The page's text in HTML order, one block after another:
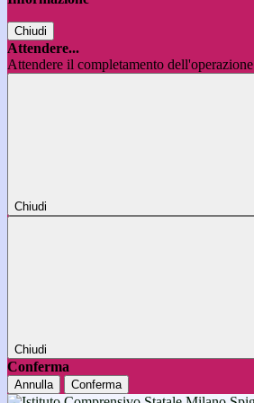
Chiudi
Attendere...
Attendere il completamento
Chiudi
Chiudi
Conferma
Annulla Conferma